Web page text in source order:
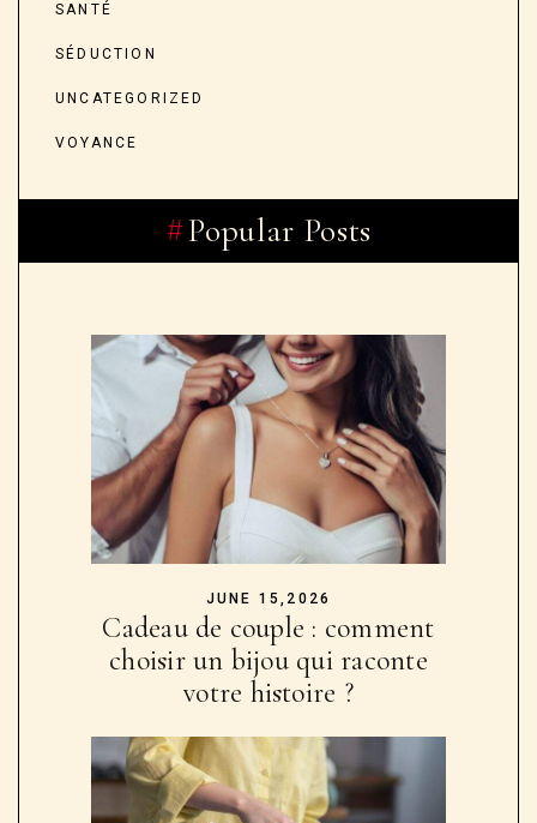
SANTÉ
SÉDUCTION
UNCATEGORIZED
VOYANCE
Popular Posts
JUNE 15,2026
Cadeau de couple : comment
choisir un bijou qui raconte
votre histoire ?